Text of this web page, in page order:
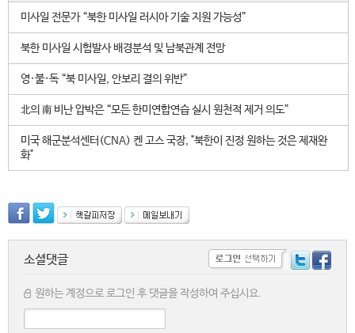
미사일 전문가 “북한 미사일 러시아 기술 지원 가능성”
북한 미사일 시험발사 배경분석 및 남북관계 전망
영·불·독 “북 미사일, 안보리 결의 위반”
北의 南 비난 압박은 “모든 한미연합연습 실시 원천적 제거 의도”
미국 해군분석센터(CNA) 켄 고스 국장, "북한이 진정 원하는 것은 제재완
화"
소셜댓글
원하는 계정으로 로그인 후 댓글을 작성하여 주십시요.